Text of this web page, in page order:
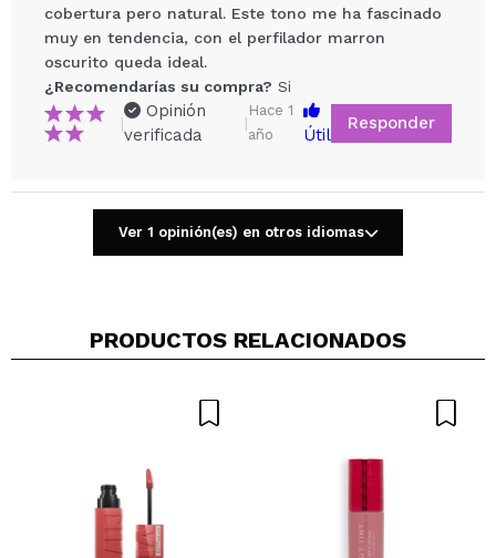
Vegan.
Cruelty free.
Tu vídeo podría ser el primero. Imagínatelo...
ENVIAR
cobertura pero natural. Este tono me ha fascinado
muy en tendencia, con el perfilador marron
oscurito queda ideal.
¿Recomendarías su compra? Si
|
Opinión
verificada
|
Hace 1
año
Útil
Responder
Ver 1 opinión(es) en otros idiomas
PRODUCTOS RELACIONADOS